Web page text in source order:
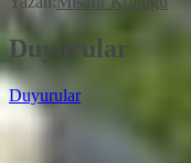
Duyurular
Duyurular